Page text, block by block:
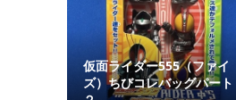
仮面ライダー555（ファイ
ズ）ちびコレバッグパート